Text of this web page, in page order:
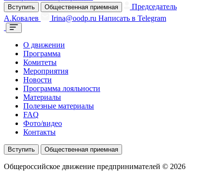
Вступить Общественная приемная
Председатель
А.Ковалев
Irina@oodp.ru Написать в Telegram
О движении
Программа
Комитеты
Мероприятия
Новости
Программа лояльности
Материалы
Полезные материалы
FAQ
Фото/видео
Контакты
Вступить Общественная приемная
Общероссийское движение предпринимателей © 2026